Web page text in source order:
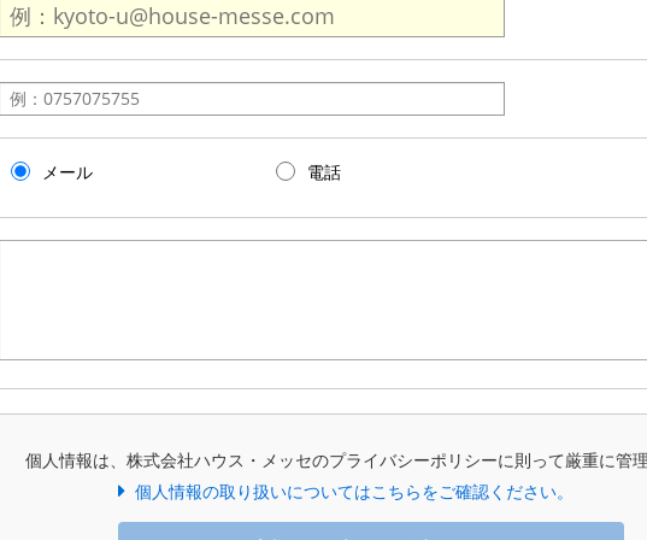
メール 電話
個人情報は、株式会社ハウス・メッセのプライバシーポリシーに則って厳重に管理
個人情報の取り扱いについてはこちらをご確認ください。